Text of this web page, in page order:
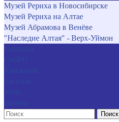
Музей Рериха в Новосибирске
Музей Рериха на Алтае
Музей Абрамова в Венёве
"Наследие Алтая" - Верх-Уймон
Поиск